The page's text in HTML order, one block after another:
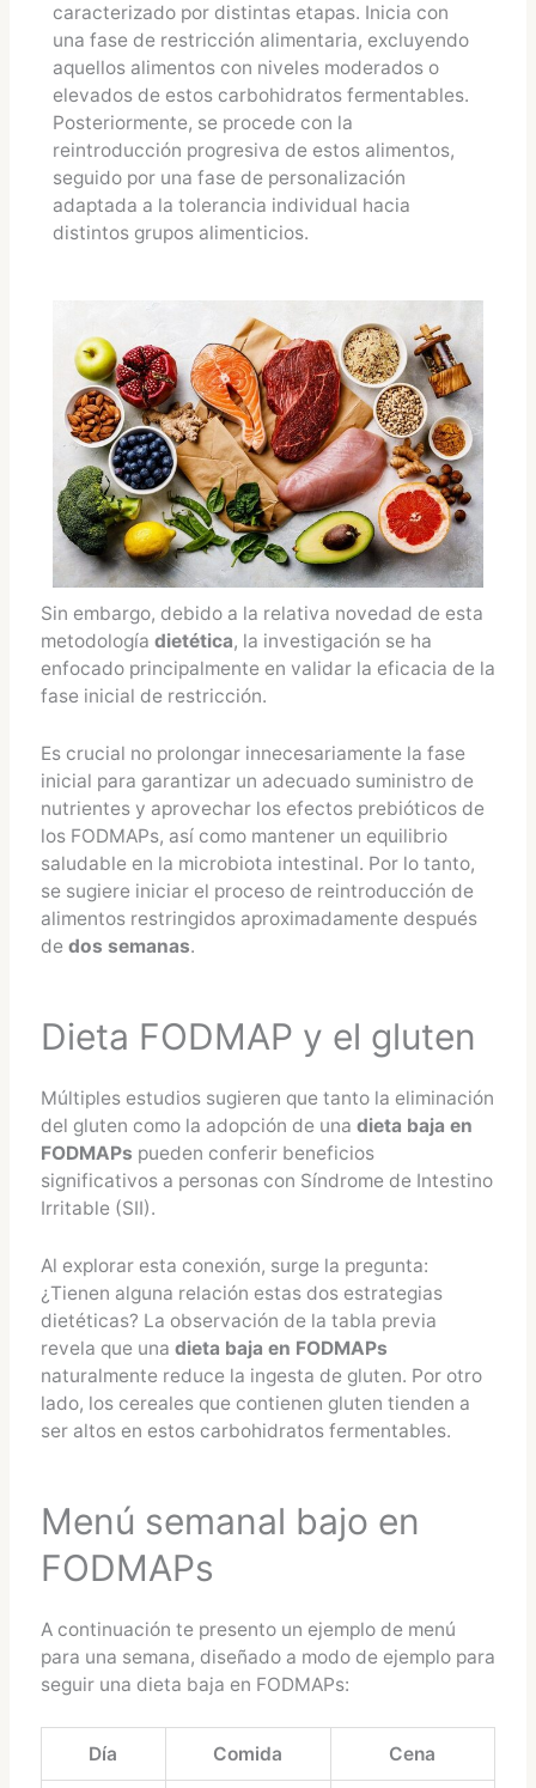
caracterizado por distintas etapas. Inicia con
una fase de restricción alimentaria, excluyendo
aquellos alimentos con niveles moderados o
elevados de estos carbohidratos fermentables.
Posteriormente, se procede con la
reintroducción progresiva de estos alimentos,
seguido por una fase de personalización
adaptada a la tolerancia individual hacia
distintos grupos alimenticios.
Sin embargo, debido a la relativa novedad de esta
metodología dietética, la investigación se ha
enfocado principalmente en validar la eficacia de la
fase inicial de restricción.
Es crucial no prolongar innecesariamente la fase
inicial para garantizar un adecuado suministro de
nutrientes y aprovechar los efectos prebióticos de
los FODMAPs, así como mantener un equilibrio
saludable en la microbiota intestinal. Por lo tanto,
se sugiere iniciar el proceso de reintroducción de
alimentos restringidos aproximadamente después
de dos semanas.
Dieta FODMAP y el gluten
Múltiples estudios sugieren que tanto la eliminación
del gluten como la adopción de una dieta baja en
FODMAPs pueden conferir beneficios
significativos a personas con Síndrome de Intestino
Irritable (SII).
Al explorar esta conexión, surge la pregunta:
¿Tienen alguna relación estas dos estrategias
dietéticas? La observación de la tabla previa
revela que una dieta baja en FODMAPs
naturalmente reduce la ingesta de gluten. Por otro
lado, los cereales que contienen gluten tienden a
ser altos en estos carbohidratos fermentables.
Menú semanal bajo en
FODMAPs
A continuación te presento un ejemplo de menú
para una semana, diseñado a modo de ejemplo para
seguir una dieta baja en FODMAPs:
Día Comida Cena